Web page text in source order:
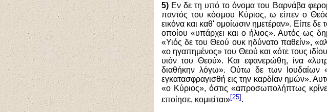
5)Εν δε τη υπό το όνομα του Βαρνάβα
παντός του κόσμου Κύριος, ω είπεν ο
εικόνα και καθ' ομοίωσιν ημετέραν». Είπε
οποίου «υπάρχει και ο ήλιος». Αυτός ως
«Υιός δε του Θεού ουκ ηδύνατο παθείν»,
«ο ηγαπημένος» του Θεού και «ότε τους
υιόν του Θεού». Και εφανερώθη, ίνα
διαθήκην λόγω». Ούτω δε των Ιουδαίων
εγκατασφραγισθή εις την καρδίαν ημών».
«ο Κύριος», όστις «απροσωπολήπτως
εποίησε, κομιείται»[25] .